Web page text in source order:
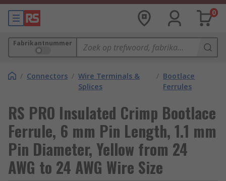
0
Fabrikantnummer
/ Connectors / Wire Terminals &
Splices
/ Bootlace
Ferrules
RS PRO Insulated Crimp Bootlace
Ferrule, 6 mm Pin Length, 1.1 mm
Pin Diameter, Yellow from 24
AWG to 24 AWG Wire Size